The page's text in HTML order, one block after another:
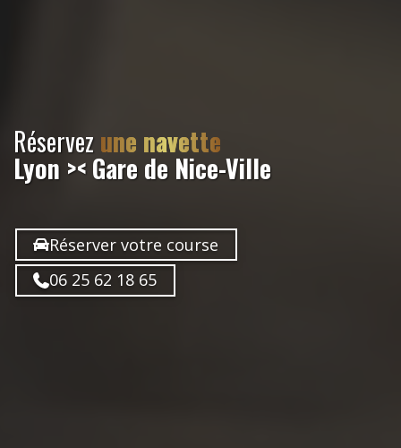
Réservezune navette
Lyon >< Gare de Nice-Ville
Réserver votre course
06 25 62 18 65